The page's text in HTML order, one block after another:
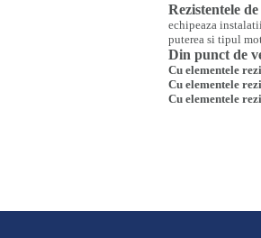
Rezistentele
echipeaza
puterea si tipul
Din punct de
Cu elementele
Cu elementele
Cu elementele